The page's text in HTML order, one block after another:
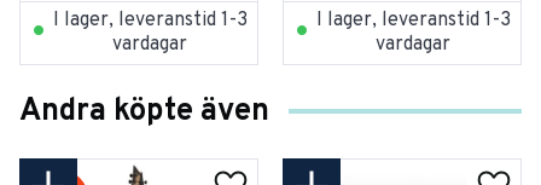
I lager, leveranstid 1-3
vardagar
I lager, leveranstid 1-3
vardagar
Andra köpte även